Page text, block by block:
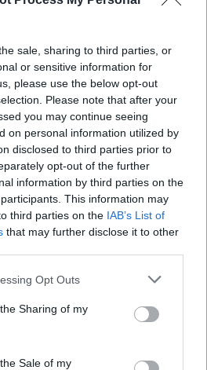
sale, sharing to third parties, or
or sensitive information for
please use the below opt-out
Please note that after your
you may continue seeing
on personal information utilized by
disclosed to third parties prior to
opt-out of the further
information by third parties on the
This information may
third parties on the IAB’s List of
that may further disclose it to other
Opt Outs
Sharing of my
Sale of my